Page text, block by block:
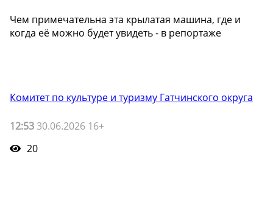
Чем примечательна эта крылатая машина, где и
когда её можно будет увидеть - в репортаже
Комитет по культуре и туризму Гатчинского округа
12:53 30.06.2026 16+
20